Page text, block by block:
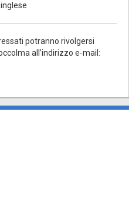
potranno rivolgersi
all’indirizzo e-mail: